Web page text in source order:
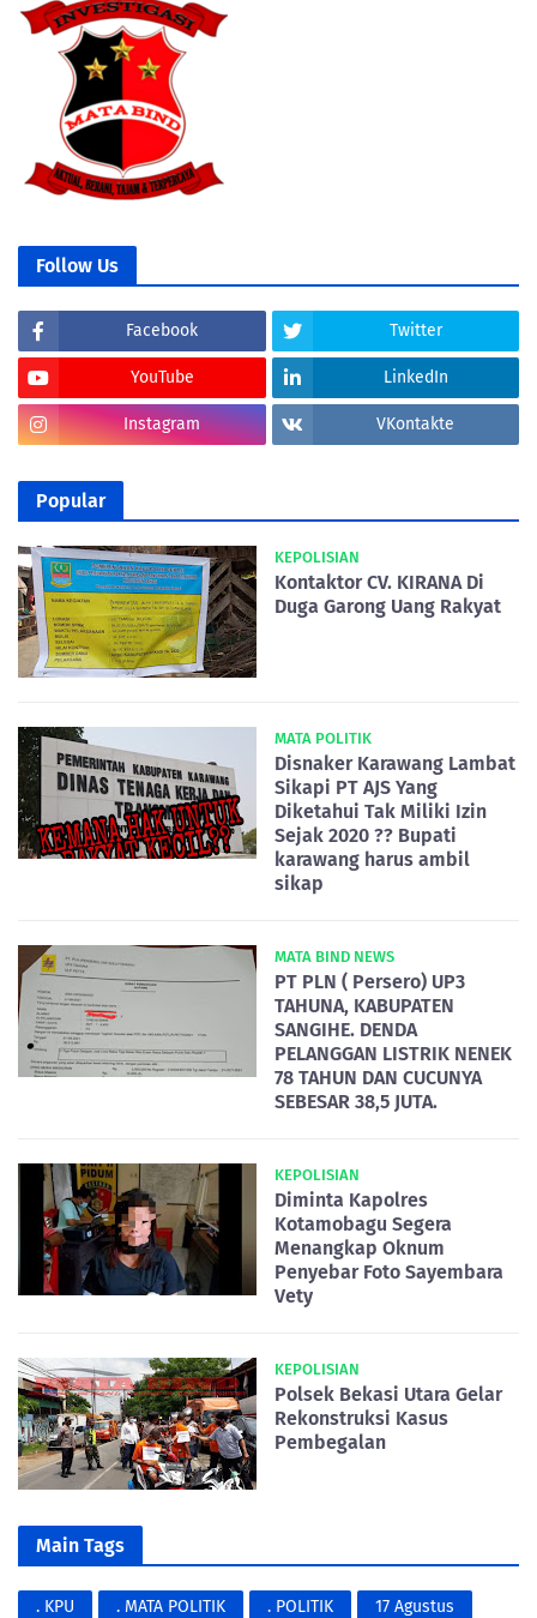
Follow Us
Facebook Twitter
YouTube LinkedIn
Instagram VKontakte
Popular
KEPOLISIAN
Kontaktor CV. KIRANA Di
Duga Garong Uang Rakyat
MATA POLITIK
Disnaker Karawang Lambat
Sikapi PT AJS Yang
Diketahui Tak Miliki Izin
Sejak 2020 ?? Bupati
karawang harus ambil
sikap
MATA BIND NEWS
PT PLN ( Persero) UP3
TAHUNA, KABUPATEN
SANGIHE. DENDA
PELANGGAN LISTRIK NENEK
78 TAHUN DAN CUCUNYA
SEBESAR 38,5 JUTA.
KEPOLISIAN
Diminta Kapolres
Kotamobagu Segera
Menangkap Oknum
Penyebar Foto Sayembara
Vety
KEPOLISIAN
Polsek Bekasi Utara Gelar
Rekonstruksi Kasus
Pembegalan
Main Tags
. KPU . MATA POLITIK . POLITIK
17 Agustus